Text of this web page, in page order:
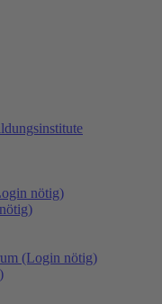
nötig)
(Login nötig)